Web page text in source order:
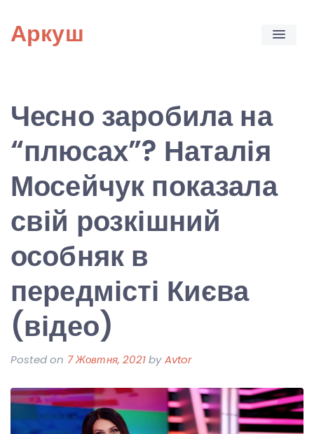
content
Аркуш
Чесно заробила на
“плюсах”? Наталія
Мосейчук показала
свій розкішний
особняк в
передмісті Києва
(відео)
Posted on 7 Жовтня, 2021byAvtor